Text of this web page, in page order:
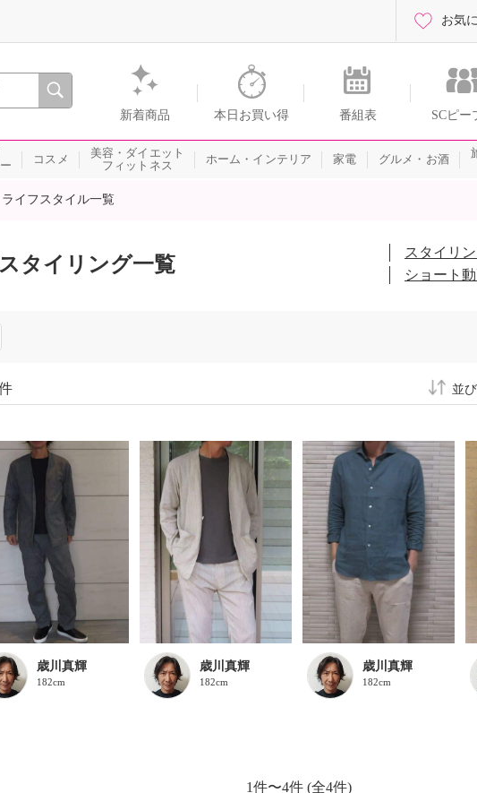
を。通販・テレビショッピングのショップチャンネル
新着商品 本日お買い得 番組表 SCピー
お気
コスメ
美容・ダイエット
フィットネス
ホーム・インテリア 家電 グルメ・お酒
イフスタイル一覧
スタイリング一覧
スタイリ
ショート
並
歳川真輝
182cm
歳川真輝
182cm
歳川真輝
182cm
1件〜4件 (全4件)